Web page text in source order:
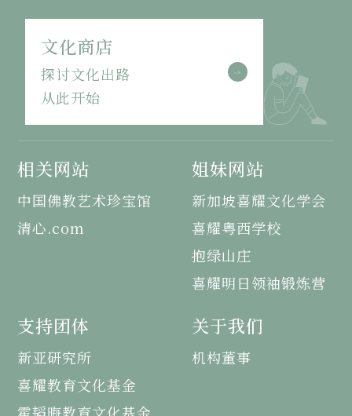
文化商店
探讨文化出路
从此开始
相关网站
中国佛教艺术珍宝馆
清心.com
姐妹网站
新加坡喜耀文化学会
喜耀粤西学校
抱绿山庄
喜耀明日领袖锻炼营
支持团体
新亚研究所
喜耀教育文化基金
关于我们
机构董事